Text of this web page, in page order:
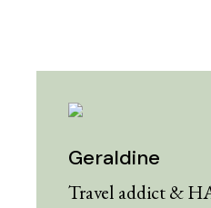
Geraldine
Travel addict &